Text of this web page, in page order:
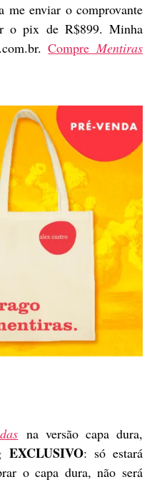
me enviar o comprovante
o pix de R$899. Minha
CompreMentiras
na versão capa dura,
EXCLUSIVO: só estará
o capa dura, não será